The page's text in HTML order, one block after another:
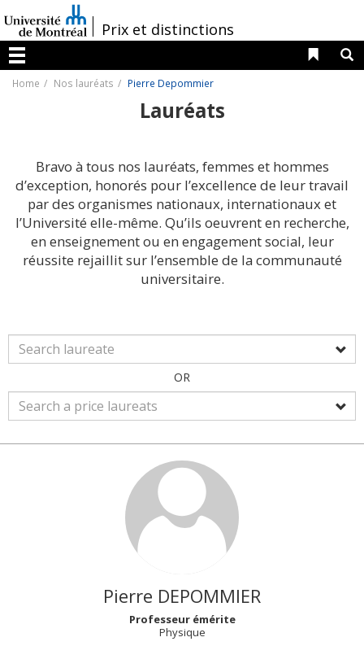
au
contenu
/Prix et distinctions
Menu
Liens
Home Nos lauréats Pierre Depommier
Lauréats
Bravo à tous nos lauréats, femmes et hommes
d’exception, honorés pour l’excellence de leur travail
par des organismes nationaux, internationaux et
l’Université elle-même. Qu’ils oeuvrent en recherche,
en enseignement ou en engagement social, leur
réussite rejaillit sur l’ensemble de la communauté
universitaire.
OR
Pierre DEPOMMIER
Professeur émérite
Physique